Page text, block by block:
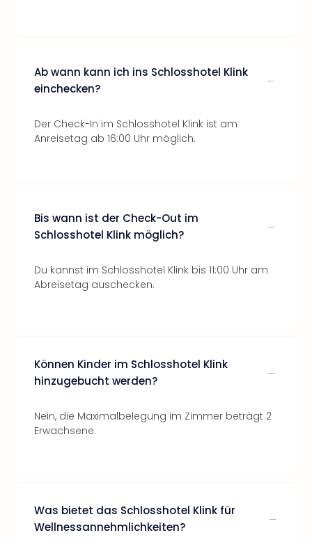
Ab wann kann ich ins Schlosshotel Klink
einchecken?
Der Check-In im Schlosshotel Klink ist am
Anreisetag ab 16:00 Uhr möglich.
Bis wann ist der Check-Out im
Schlosshotel Klink möglich?
Du kannst im Schlosshotel Klink bis 11:00 Uhr am
Abreisetag auschecken.
Können Kinder im Schlosshotel Klink
hinzugebucht werden?
Nein, die Maximalbelegung im Zimmer beträgt 2
Erwachsene.
Was bietet das Schlosshotel Klink für
Wellnessannehmlichkeiten?